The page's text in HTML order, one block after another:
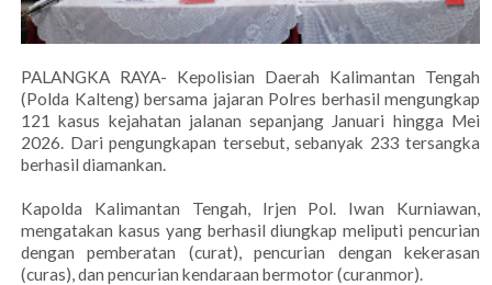
PALANGKA RAYA- Kepolisian Daerah Kalimantan Tengah
(Polda Kalteng) bersama jajaran Polres berhasil mengungkap
121 kasus kejahatan jalanan sepanjang Januari hingga Mei
2026. Dari pengungkapan tersebut, sebanyak 233 tersangka
berhasil diamankan.
Kapolda Kalimantan Tengah, Irjen Pol. Iwan Kurniawan,
mengatakan kasus yang berhasil diungkap meliputi pencurian
dengan pemberatan (curat), pencurian dengan kekerasan
(curas), dan pencurian kendaraan bermotor (curanmor).